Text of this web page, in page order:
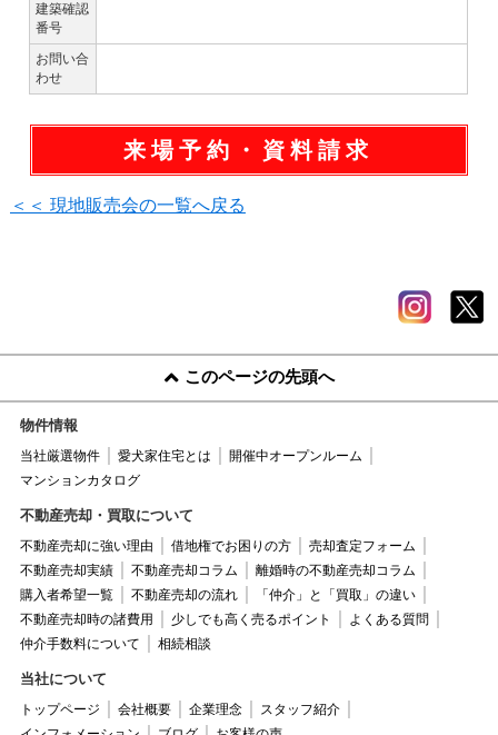
建築確認
番号
お問い合
わせ
来場予約・資料請求
＜＜ 現地販売会の一覧へ戻る
このページの先頭へ
物件情報
当社厳選物件 愛犬家住宅とは
開催中オープンルーム
マンションカタログ
不動産売却・買取について
不動産売却に強い理由 借地権でお困りの方
売却査定フォーム
不動産売却実績
不動産売却コラム
離婚時の不動産売却コラム
購入者希望一覧
不動産売却の流れ
「仲介」と「買取」の違い
不動産売却時の諸費用
少しでも高く売るポイント
よくある質問
仲介手数料について
相続相談
当社について
トップページ 会社概要 企業理念
スタッフ紹介